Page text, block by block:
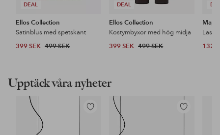
DEAL
Ellos Collection
Satinblus med spetskant
399 SEK 499 SEK
DEAL
Ellos Collection
Kostymbyxor med hög midja
399 SEK 499 SEK 132
Upptäck våra nyheter
Lägg
Lägg